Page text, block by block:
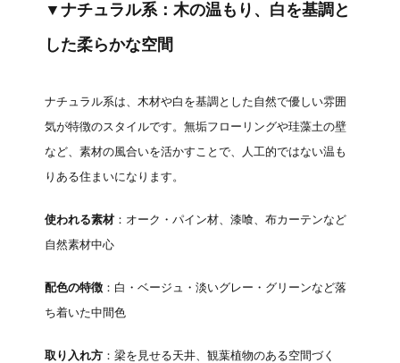
▼ ナチュラル系：木の温もり、白を基調と
した柔らかな空間
ナチュラル系は、木材や白を基調とした自然で優しい雰囲
気が特徴のスタイルです。無垢フローリングや珪藻土の壁
など、素材の風合いを活かすことで、人工的ではない温も
りある住まいになります。
使われる素材 ：オーク・パイン材、漆喰、布カーテンなど
自然素材中心
配色の特徴 ：白・ベージュ・淡いグレー・グリーンなど落
ち着いた中間色
取り入れ方 ：梁を見せる天井、観葉植物のある空間づく